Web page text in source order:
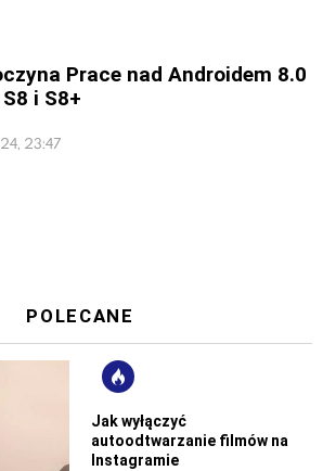
Prace nad Androidem 8.0
i S8+
23:47
POLECANE
Jak wyłączyć
autoodtwarzanie filmów na
Instagramie